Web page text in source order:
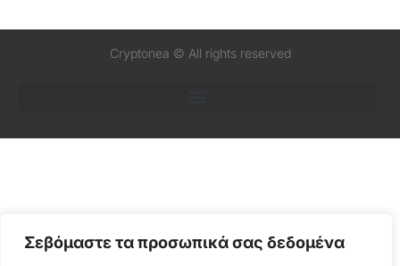
Σεβόμαστε τα προσωπικά σας δεδομένα
Cryptonea © All rights reserved